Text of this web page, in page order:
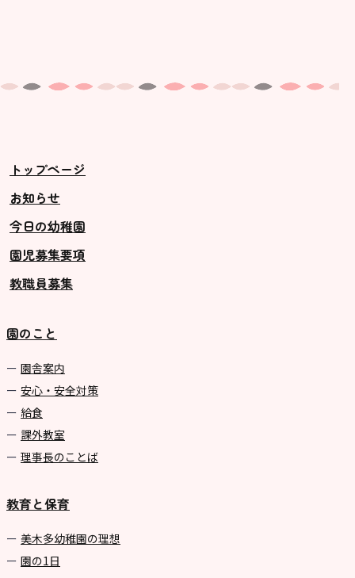
トップページ
お知らせ
今日の幼稚園
園児募集要項
教職員募集
園のこと
園舎案内
安心・安全対策
給食
課外教室
理事長のことば
教育と保育
美⽊多幼稚園の理想
園の1⽇